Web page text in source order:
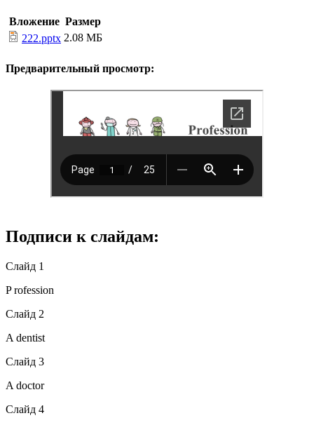
Вложение Размер
222.pptx 2.08 МБ
Предварительный просмотр:
Подписи к слайдам:
Слайд 1
P rofession
Слайд 2
A dentist
Слайд 3
A doctor
Слайд 4